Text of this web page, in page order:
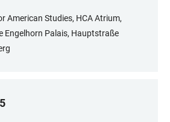
American Studies, HCA Atrium,
Engelhorn Palais, Hauptstraße